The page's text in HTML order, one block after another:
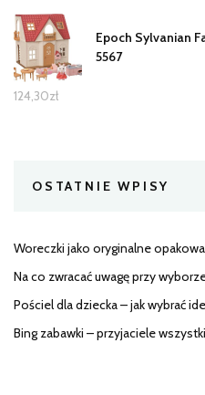
Epoch Sylvanian
5567
124,30zł
OSTATNIE WPISY
Woreczki jako oryginalne
Na co zwracać uwagę przy
Pościel dla dziecka – jak wybrać
Bing zabawki – przyjaciele